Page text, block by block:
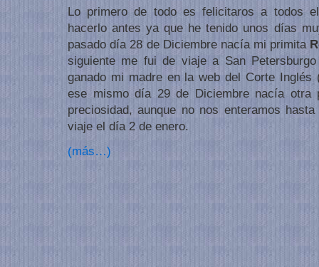
Lo primero de todo es felicitaros a todos
hacerlo antes ya que he tenido unos días
pasado día 28 de Diciembre nacía mi primita
siguiente me fui de viaje a San
ganado mi madre en la web del Corte
ese mismo día 29 de Diciembre nacía
preciosidad, aunque no nos enteramos
viaje el día 2 de enero.
(más…)